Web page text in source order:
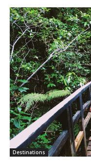
Destinations